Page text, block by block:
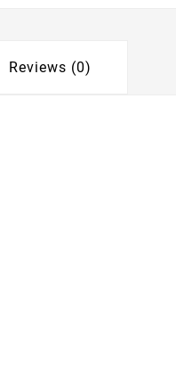
Reviews (0)